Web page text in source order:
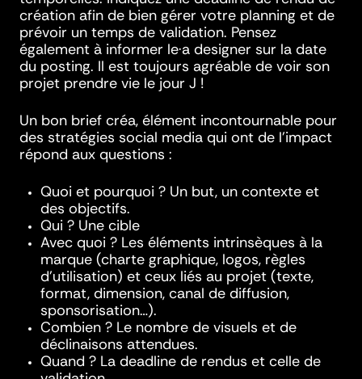
création afin de bien gérer votre planning et de
prévoir un temps de validation. Pensez
également à informer le·a designer sur la date
du posting. Il est toujours agréable de voir son
projet prendre vie le jour J !
Un bon brief créa, élément incontournable pour
des stratégies social media qui ont de l’impact
répond aux questions :
Quoi et pourquoi ? Un but, un contexte et
des objectifs.
Qui ? Une cible
Avec quoi ? Les éléments intrinsèques à la
marque (charte graphique, logos, règles
d’utilisation) et ceux liés au projet (texte,
format, dimension, canal de diffusion,
sponsorisation…).
Combien ? Le nombre de visuels et de
déclinaisons attendues.
Quand ? La deadline de rendus et celle de